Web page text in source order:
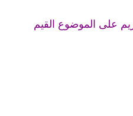
على الموضوع القيم